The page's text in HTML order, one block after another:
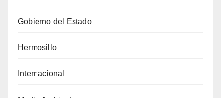
Gobierno del Estado
Hermosillo
Internacional